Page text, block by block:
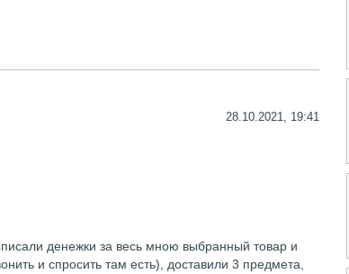
28.10.2021, 19:41
денежки за весь мною выбранный товар и
и спросить там есть), доставили 3 предмета,